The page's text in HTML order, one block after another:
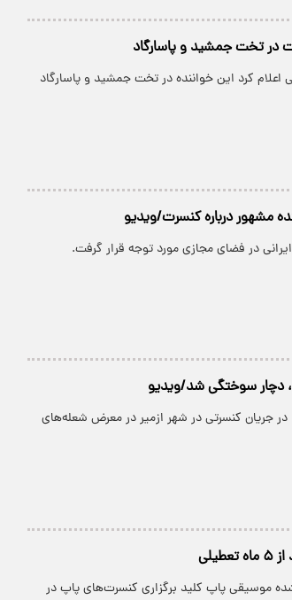
در تخت جمشید و پاسارگاد
اعلام کرد این خواننده در تخت جمشید و پاسارگاد
مشهور درباره کنسرت/ویدیو
در فضای مجازی مورد توجه قرار گرفت.
دچار سوختگی شد/ویدیو
در جریان کنسرتی در شهر ازمیر در معرض شعله‌های
موسیقی پاپ کلید برگزاری کنسرت‌های پاپ در